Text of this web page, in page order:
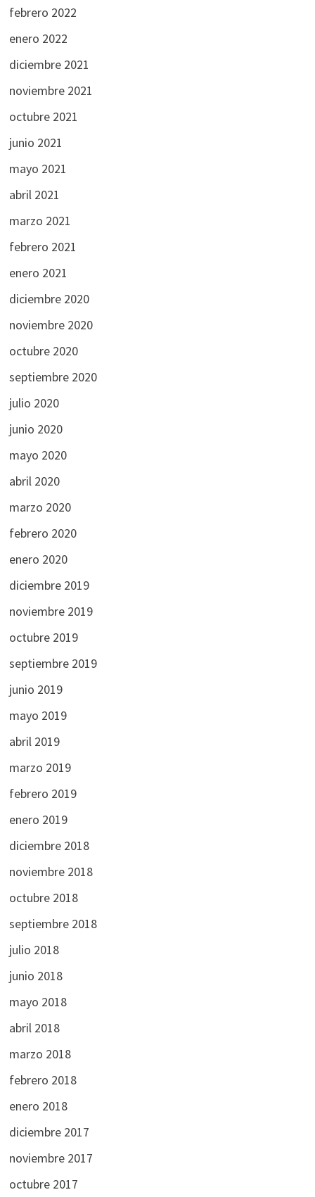
febrero 2022
enero 2022
diciembre 2021
noviembre 2021
octubre 2021
junio 2021
mayo 2021
abril 2021
marzo 2021
febrero 2021
enero 2021
diciembre 2020
noviembre 2020
octubre 2020
septiembre 2020
julio 2020
junio 2020
mayo 2020
abril 2020
marzo 2020
febrero 2020
enero 2020
diciembre 2019
noviembre 2019
octubre 2019
septiembre 2019
junio 2019
mayo 2019
abril 2019
marzo 2019
febrero 2019
enero 2019
diciembre 2018
noviembre 2018
octubre 2018
septiembre 2018
julio 2018
junio 2018
mayo 2018
abril 2018
marzo 2018
febrero 2018
enero 2018
diciembre 2017
noviembre 2017
octubre 2017